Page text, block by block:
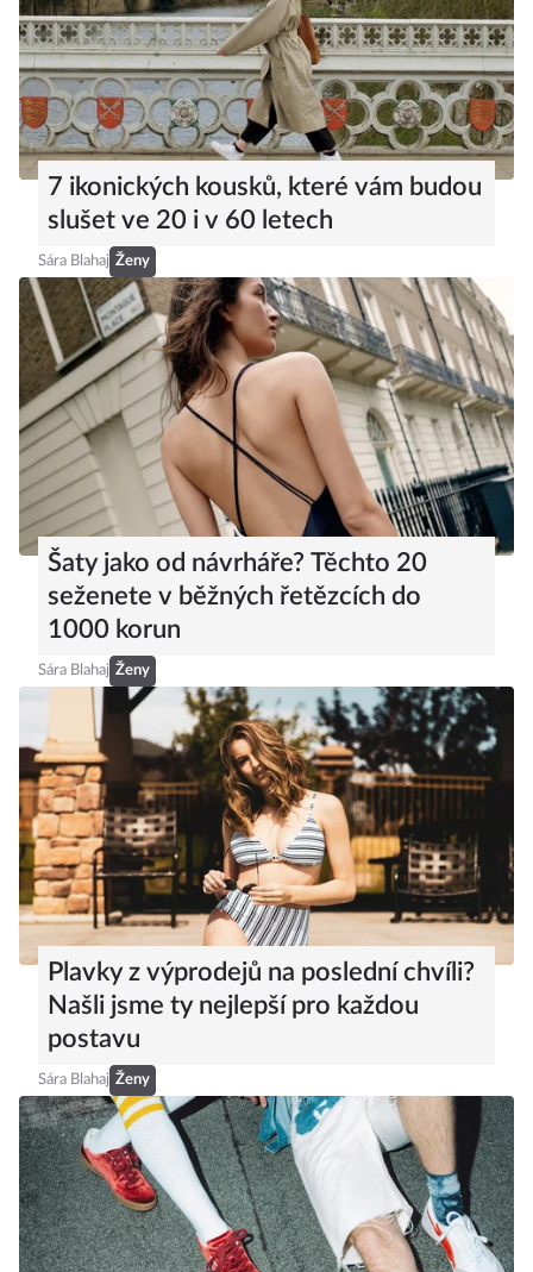
7 ikonických kousků, které vám budou
slušet ve 20 i v 60 letech
Sára Blahaj Ženy
Šaty jako od návrháře? Těchto 20
seženete v běžných řetězcích do
1000 korun
Sára Blahaj Ženy
Plavky z výprodejů na poslední chvíli?
Našli jsme ty nejlepší pro každou
postavu
Sára Blahaj Ženy